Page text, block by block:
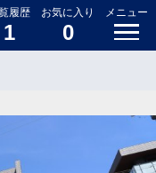
履歴
1
お気に入り
0
メニュー